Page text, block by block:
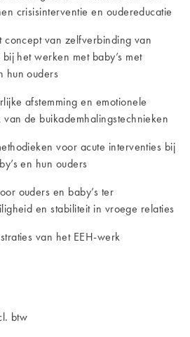
crisisinterventie en oudereducatie
concept van zelfverbinding van
het werken met baby’s met
hun ouders
afstemming en emotionele
de buikademhalingstechnieken
voor acute interventies bij
en hun ouders
ouders en baby’s ter
en stabiliteit in vroege relaties
van het EEH-werk
btw